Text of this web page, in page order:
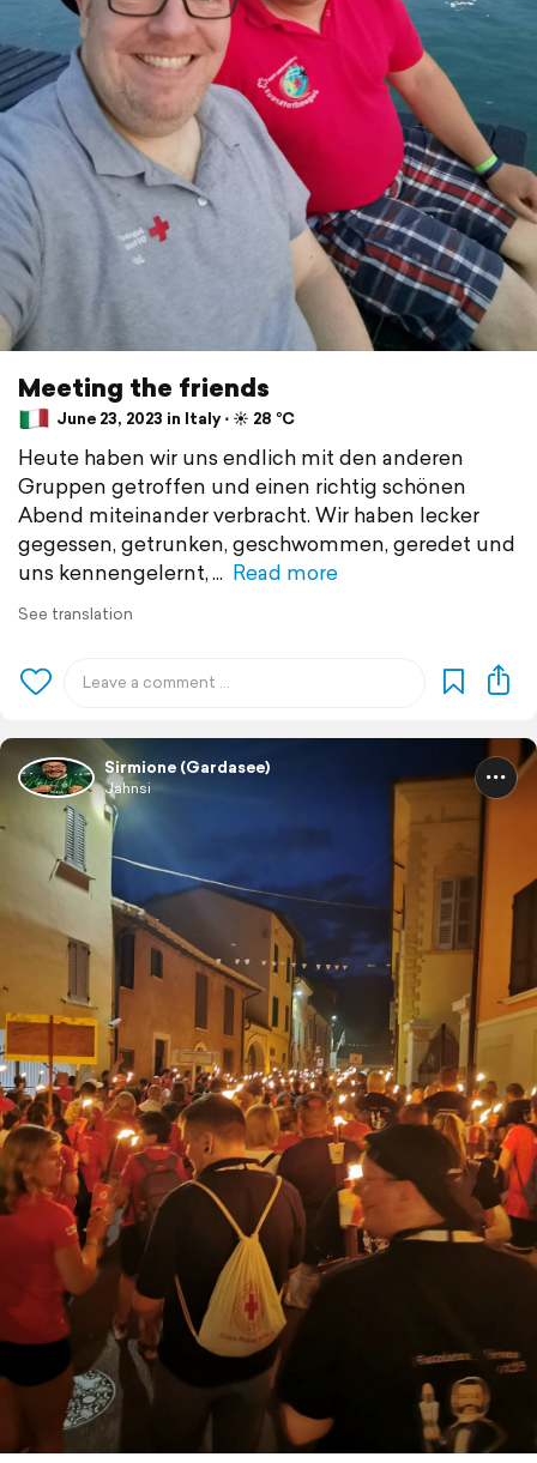
Meeting the friends
June 23, 2023 in Italy ⋅ ☀️ 28 °C
Heute haben wir uns endlich mit den anderen
Gruppen getroffen und einen richtig schönen
Abend miteinander verbracht. Wir haben lecker
gegessen, getrunken, geschwommen, geredet und
uns kennengelernt,
Read more
See translation
Sirmione (Gardasee)
Jahnsi